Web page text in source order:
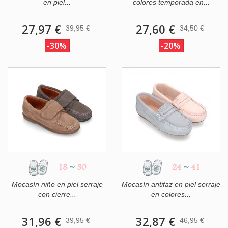
en piel...
27,97 € 39,95 €
-30%
colores temporada en...
27,60 € 34,50 €
-20%
18 ~ 30
Mocasín niño en piel serraje
con cierre...
31,96 € 39,95 €
24 ~ 41
Mocasín antifaz en piel serraje
en colores...
32,87 € 46,95 €